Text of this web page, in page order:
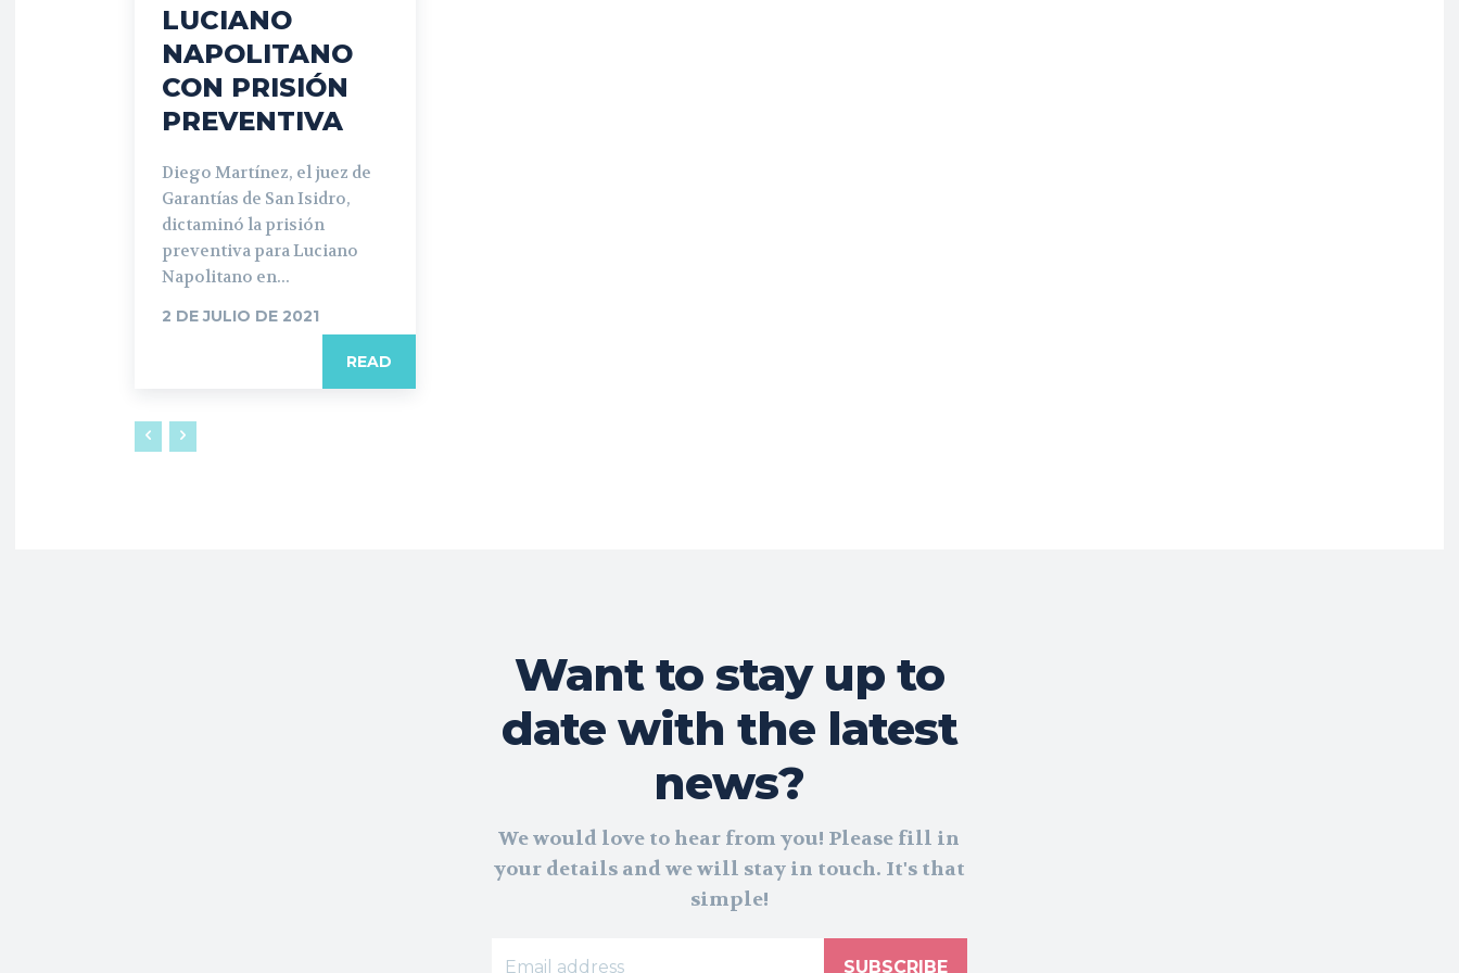
LUCIANO
NAPOLITANO
CON PRISIÓN
PREVENTIVA
Diego Martínez, el juez de
Garantías de San Isidro,
dictaminó la prisión
preventiva para Luciano
Napolitano en...
2 DE JULIO DE 2021
READ
Want to stay up to
date with the latest
news?
We would love to hear from you! Please fill in
your details and we will stay in touch. It's that
simple!
SUBSCRIBE